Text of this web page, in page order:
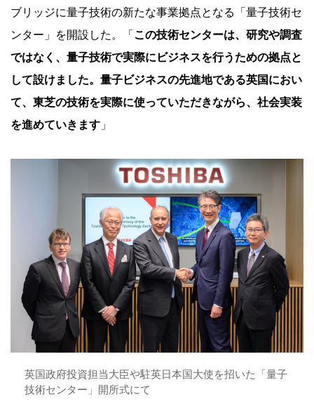
ブリッジに量子技術の新たな事業拠点となる「量子技術セ
ンター」を開設した。「 この技術センターは、研究や調査
ではなく、量子技術で実際にビジネスを行うための拠点と
して設けました。量子ビジネスの先進地である英国におい
て、東芝の技術を実際に使っていただきながら、社会実装
を進めていきます 」
英国政府投資担当大臣や駐英日本国大使を招いた「量子
技術センター」開所式にて